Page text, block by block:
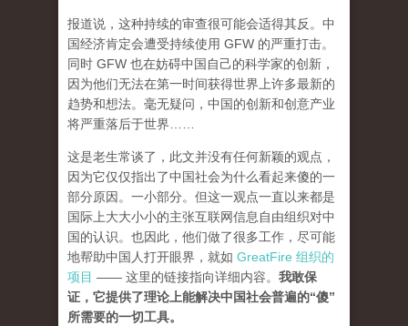
报道说，这种持续的审查很可能会适得其反。中
国经济肯定会遭受持续使用 GFW 的严重打击。
同时 GFW 也在妨碍中国自己的科学家的创新，
因为他们无法在第一时间获得世界上许多最新的
趋势和想法。毫无疑问，中国的创新和创意产业
将严重落后于世界……
这是老生常谈了，此文并没有任何新颖的观点，
因为它仅仅指出了中国社会为什么看起来傻的一
部分原因。一小部分。但这一观点一直以来都是
国际上大大小小的主张互联网信息自由组织对中
国的认识。也因此，他们做了很多工作，尽可能
地帮助中国人打开眼界，就如 GreatFire 组织的
项目 —— 这里的链接指向详细内容。 我敢保
证，它提供了理论上能解决中国社会普遍的“傻”
所需要的一切工具。